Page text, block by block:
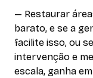
— Restaurar
barato, e se a
facilite isso, ou
intervenção e
escala, ganha